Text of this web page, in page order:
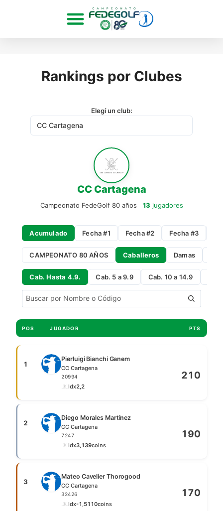
Rankings por Clubes
Elegí un club:
CC Cartagena
Campeonato FedeGolf 80 años 13 jugadores
Acumulado Fecha #1 Fecha #2 Fecha #3
CAMPEONATO 80 AÑOS Caballeros Damas
Cab. Hasta 4.9. Cab. 5 a 9.9 Cab. 10 a 14.9
POS JUGADOR PTS
1
Pierluigi Bianchi Ganem
CC Cartagena
20994
Idx2,2
210
2
Diego Morales Martinez
CC Cartagena
7247
Idx3,1 39coins
190
3
Mateo Cavelier Thorogood
CC Cartagena
32426
Idx-1,5110coins
170